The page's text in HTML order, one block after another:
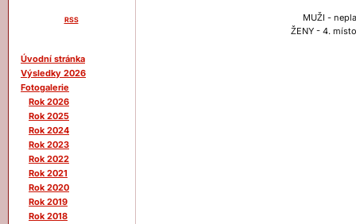
RSS
Úvodní stránka
Výsledky 2026
Fotogalerie
Rok 2026
Rok 2025
Rok 2024
Rok 2023
Rok 2022
Rok 2021
Rok 2020
Rok 2019
Rok 2018
MUŽI -
ŽENY - 4.